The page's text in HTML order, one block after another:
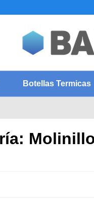
Botellas Termicas